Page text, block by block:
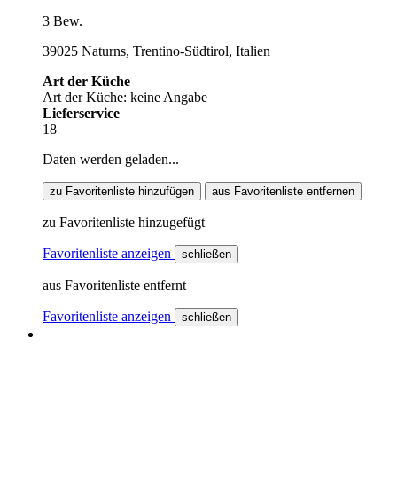
3 Bew.
39025 Naturns, Trentino-Südtirol, Italien
Art der Küche
Art der Küche: keine Angabe
Lieferservice
18
Daten werden geladen...
zu Favoritenliste hinzufügen aus Favoritenliste entfernen
zu Favoritenliste hinzugefügt
Favoritenliste anzeigen schließen
aus Favoritenliste entfernt
Favoritenliste anzeigen schließen